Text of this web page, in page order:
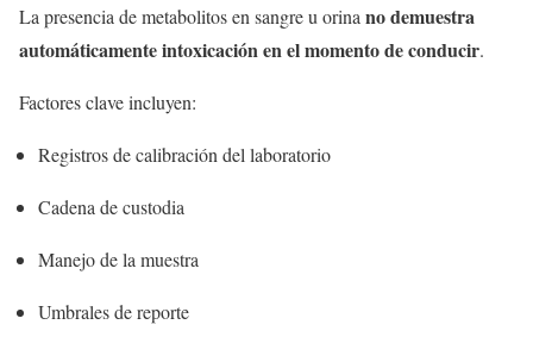
La presencia de metabolitos en sangre u orina no demuestra
automáticamente intoxicación en el momento de conducir.
Factores clave incluyen:
Registros de calibración del laboratorio
Cadena de custodia
Manejo de la muestra
Umbrales de reporte